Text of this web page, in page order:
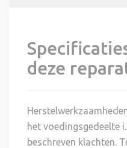
deze
het voedingsgedeelte
beschreven klachten.